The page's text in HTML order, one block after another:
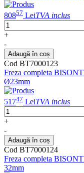
80857 LeiTVA inclus
+
-
Adaugă în coș
Cod BT7000123
Freza completa
Ø23mm
51747 LeiTVA inclus
+
-
Adaugă în coș
Cod BT7000124
Freza completa
32mm